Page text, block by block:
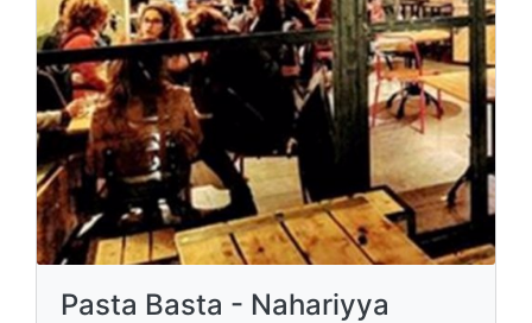
Pasta Basta - Nahariyya